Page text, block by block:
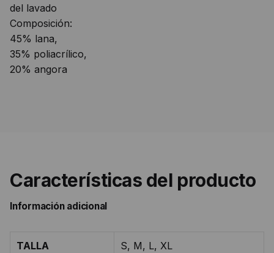
del lavado
Composición:
45% lana,
35% poliacrílico,
20% angora
Características del producto
Información adicional
TALLA S, M, L, XL